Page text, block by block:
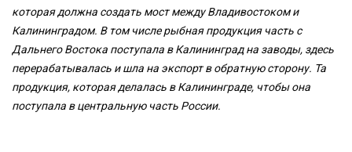
которая должна создать мост между Владивостоком и
Калининградом. В том числе рыбная продукция часть с
Дальнего Востока поступала в Калининград на заводы, здесь
перерабатывалась и шла на экспорт в обратную сторону. Та
продукция, которая делалась в Калининграде, чтобы она
поступала в центральную часть России.